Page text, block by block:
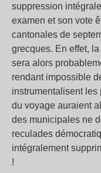
suppression
examen et son vote
cantonales de
grecques. En effet,
sera alors
rendant impossible
instrumentalisent les
du voyage auraient
des municipales ne
reculades
intégralement
!